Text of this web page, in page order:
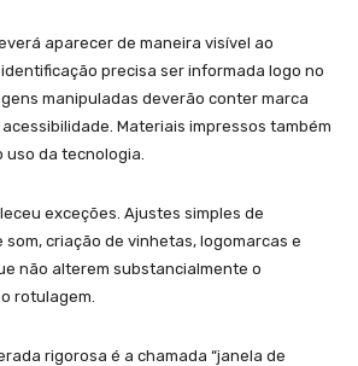
aparecer de maneira visível ao
precisa ser informada logo no
manipuladas deverão conter marca
Materiais impressos também
da tecnologia.
exceções. Ajustes simples de
som, criação de vinhetas, logomarcas e
não alterem substancialmente o
rotulagem.
rigorosa é a chamada “janela de